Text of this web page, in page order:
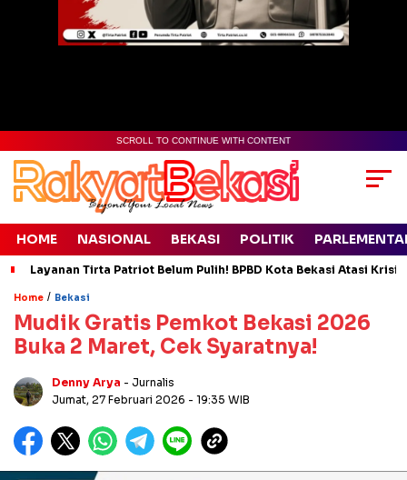
SCROLL TO CONTINUE WITH CONTENT
HOME NASIONAL BEKASI POLITIK
Layanan Tirta Patriot Belum Pulih! BPBD Kota Bekasi Atasi
Home / Bekasi
Mudik Gratis Pemkot Bekasi 2026
Buka 2 Maret, Cek Syaratnya!
Denny Arya - Jurnalis
Jumat, 27 Februari 2026 - 19:35 WIB